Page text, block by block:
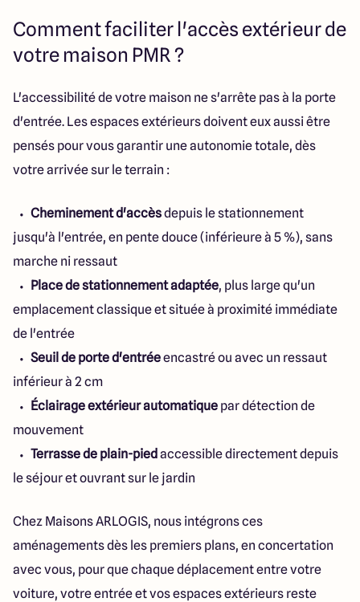
Comment faciliter l'accès extérieur de
votre maison PMR ?
L'accessibilité de votre maison ne s'arrête pas à la porte
d'entrée. Les espaces extérieurs doivent eux aussi être
pensés pour vous garantir une autonomie totale, dès
votre arrivée sur le terrain :
Cheminement d'accèsdepuis le stationnement
jusqu'à l'entrée, en pente douce (inférieure à 5 %), sans
marche ni ressaut
Place de stationnement adaptée, plus large qu'un
emplacement classique et située à proximité immédiate
de l'entrée
Seuil de porte d'entréeencastré ou avec un ressaut
inférieur à 2 cm
Éclairage extérieur automatique par détection de
mouvement
Terrasse de plain-pied accessible directement depuis
le séjour et ouvrant sur le jardin
Chez Maisons ARLOGIS, nous intégrons ces
aménagements dès les premiers plans, en concertation
avec vous, pour que chaque déplacement entre votre
voiture, votre entrée et vos espaces extérieurs reste